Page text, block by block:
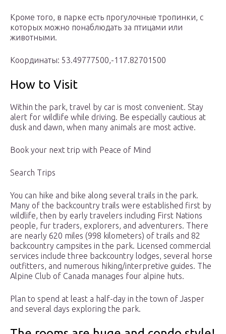
Кроме того, в парке есть прогулочные тропинки, с
которых можно понаблюдать за птицами или
животными.
Координаты: 53.49777500,-117.82701500
How to Visit
Within the park, travel by car is most convenient. Stay
alert for wildlife while driving. Be especially cautious at
dusk and dawn, when many animals are most active.
Book your next trip with Peace of Mind
Search Trips
You can hike and bike along several trails in the park.
Many of the backcountry trails were established first by
wildlife, then by early travelers including First Nations
people, fur traders, explorers, and adventurers. There
are nearly 620 miles (998 kilometers) of trails and 82
backcountry campsites in the park. Licensed commercial
services include three backcountry lodges, several horse
outfitters, and numerous hiking/interpretive guides. The
Alpine Club of Canada manages four alpine huts.
Plan to spend at least a half-day in the town of Jasper
and several days exploring the park.